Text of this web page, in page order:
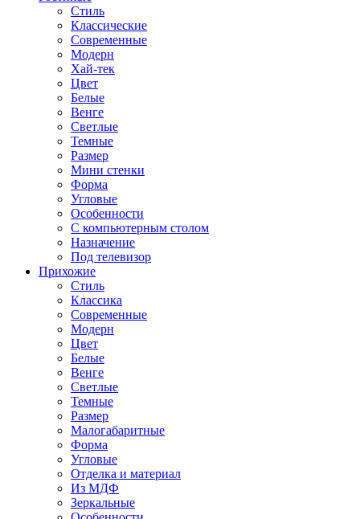
Стиль
Классические
Современные
Модерн
Хай-тек
Цвет
Белые
Венге
Светлые
Темные
Размер
Мини стенки
Форма
Угловые
Особенности
С компьютерным столом
Назначение
Под телевизор
Прихожие
Стиль
Классика
Современные
Модерн
Цвет
Белые
Венге
Светлые
Темные
Размер
Малогабаритные
Форма
Угловые
Отделка и материал
Из МДФ
Зеркальные